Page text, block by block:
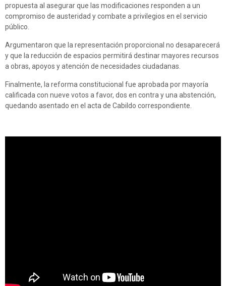
propuesta al asegurar que las modificaciones responden a un
compromiso de austeridad y combate a privilegios en el servicio
público.
Argumentaron que la representación proporcional no desaparecerá
y que la reducción de espacios permitirá destinar mayores recursos
a obras, apoyos y atención de necesidades ciudadanas.
Finalmente, la reforma constitucional fue aprobada por mayoría
calificada con nueve votos a favor, dos en contra y una abstención,
quedando asentado en el acta de Cabildo correspondiente.